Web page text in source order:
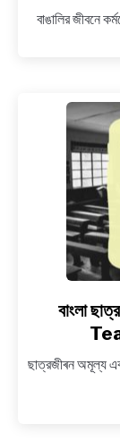
বাঙালির জীবনে
বাংলা
ছাত্রজীৰন অমূল্য